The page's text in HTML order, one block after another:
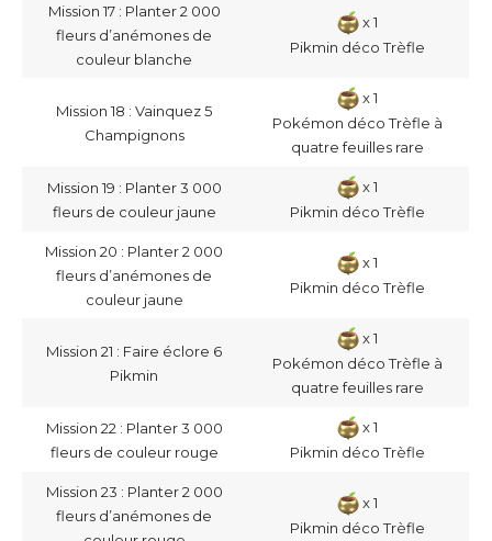
Mission 17 : Planter 2 000
fleurs d’anémones de
couleur blanche
x 1
Pikmin déco Trèfle
Mission 18 : Vainquez 5
Champignons
x 1
Pokémon déco Trèfle à
quatre feuilles rare
Mission 19 : Planter 3 000
fleurs de couleur jaune
x 1
Pikmin déco Trèfle
Mission 20 : Planter 2 000
fleurs d’anémones de
couleur jaune
x 1
Pikmin déco Trèfle
Mission 21 : Faire éclore 6
Pikmin
x 1
Pokémon déco Trèfle à
quatre feuilles rare
Mission 22 : Planter 3 000
fleurs de couleur rouge
x 1
Pikmin déco Trèfle
Mission 23 : Planter 2 000
fleurs d’anémones de
x 1
Pikmin déco Trèfle